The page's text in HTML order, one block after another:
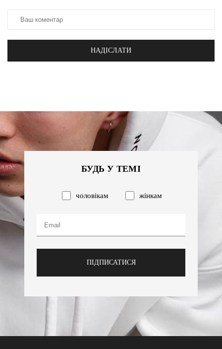
НАДІСЛАТИ
БУДЬ У ТЕМІ
чоловікам жінкам
ПІДПИСАТИСЯ